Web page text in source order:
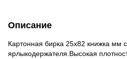
Описание
Картонная бирка 25х82 книжка мм
ярлыкодержателя.Высокая